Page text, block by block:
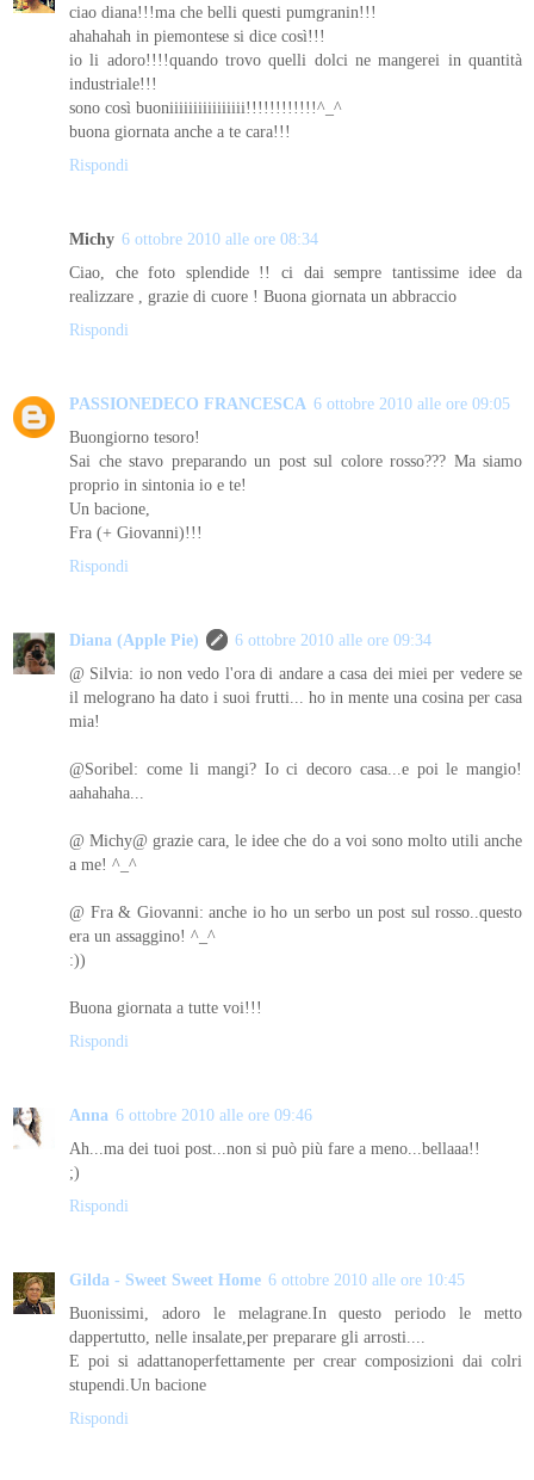
ciao diana!!!ma che belli questi pumgranin!!!
ahahahah in piemontese si dice così!!!
io li adoro!!!!quando trovo quelli dolci ne mangerei in quantità
industriale!!!
sono così buoniiiiiiiiiiiiiiii!!!!!!!!!!!!^_^
buona giornata anche a te cara!!!
Rispondi
Michy 6 ottobre 2010 alle ore 08:34
Ciao, che foto splendide !! ci dai sempre tantissime idee da
realizzare , grazie di cuore ! Buona giornata un abbraccio
Rispondi
PASSIONEDECO FRANCESCA 6 ottobre 2010 alle ore 09:05
Buongiorno tesoro!
Sai che stavo preparando un post sul colore rosso??? Ma siamo
proprio in sintonia io e te!
Un bacione,
Fra (+ Giovanni)!!!
Rispondi
Diana (Apple Pie)
6 ottobre 2010 alle ore 09:34
@ Silvia: io non vedo l'ora di andare a casa dei miei per vedere se
il melograno ha dato i suoi frutti... ho in mente una cosina per casa
mia!
@Soribel: come li mangi? Io ci decoro casa...e poi le mangio!
aahahaha...
@ Michy@ grazie cara, le idee che do a voi sono molto utili anche
a me! ^_^
@ Fra & Giovanni: anche io ho un serbo un post sul rosso..questo
era un assaggino! ^_^
:))
Buona giornata a tutte voi!!!
Rispondi
Anna 6 ottobre 2010 alle ore 09:46
Ah...ma dei tuoi post...non si può più fare a meno...bellaaa!!
;)
Rispondi
Gilda - Sweet Sweet Home 6 ottobre 2010 alle ore 10:45
Buonissimi, adoro le melagrane.In questo periodo le metto
dappertutto, nelle insalate,per preparare gli arrosti....
E poi si adattanoperfettamente per crear composizioni dai colri
stupendi.Un bacione
Rispondi